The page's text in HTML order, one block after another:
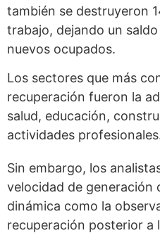
también se destruyeron
trabajo, dejando un
nuevos ocupados.
Los sectores que más
recuperación fueron la
salud, educación,
actividades
Sin embargo, los
velocidad de generación
dinámica como la
recuperación posterior a